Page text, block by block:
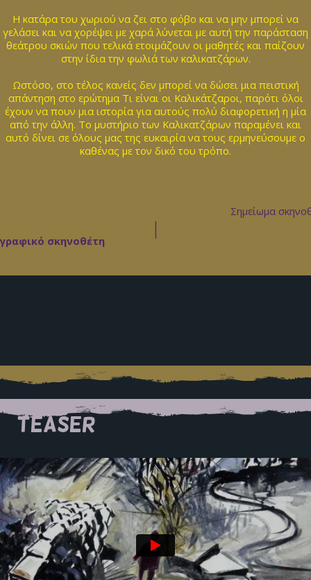
Η κατάρα του χωριού να ζει στο φόβο και να μην μπορεί να
γελάσει και να χορέψει με χαρά λύνεται με αυτή την παράσταση
θεάτρου σκιών που τελικά ετοιμάζουν οι μαθητές και παίζουν
στην ίδια την φωλιά των καλικατζάρων.
Ωστόσο, στο τέλος κανείς δεν μπορεί να δώσει μια πειστική
απάντηση στο ερώτημα Τι είναι οι Καλικάτζαροι, παρότι όλοι
έχουν να πουν μια ιστορία για αυτούς πολύ διαφορετική η μία
από την άλλη. Το μυστήριο των Καλικατζάρων παραμένει και
αυτό δίνει σε όλους μας της ευκαιρία να τους ερμηνεύσουμε ο
καθένας με τον δικό του τρόπο.
Σημείωμα
|
σκηνοθέτη
TEASER